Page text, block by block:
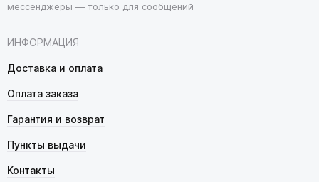
ИНФОРМАЦИЯ
Доставка и оплата
Оплата заказа
Гарантия и возврат
Пункты выдачи
Контакты
мессенджеры — только для сообщений